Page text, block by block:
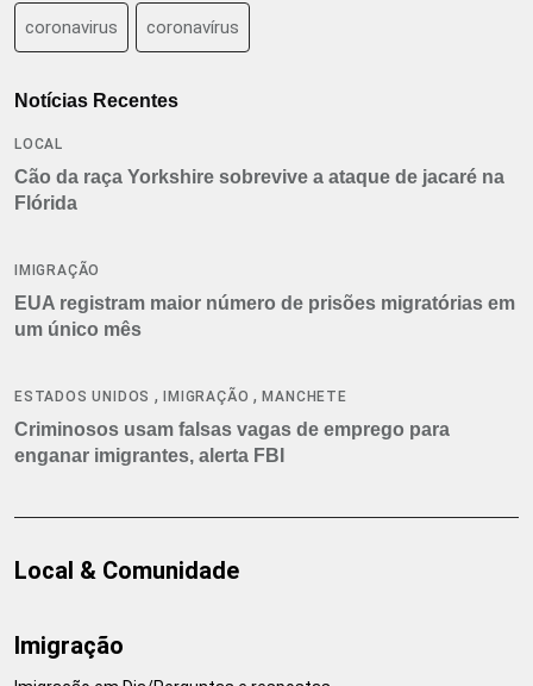
coronavirus coronavírus
Notícias Recentes
LOCAL
Cão da raça Yorkshire sobrevive a ataque de jacaré na
Flórida
IMIGRAÇÃO
EUA registram maior número de prisões migratórias em
um único mês
ESTADOS UNIDOS , IMIGRAÇÃO ,MANCHETE
Criminosos usam falsas vagas de emprego para
enganar imigrantes, alerta FBI
Local & Comunidade
Imigração